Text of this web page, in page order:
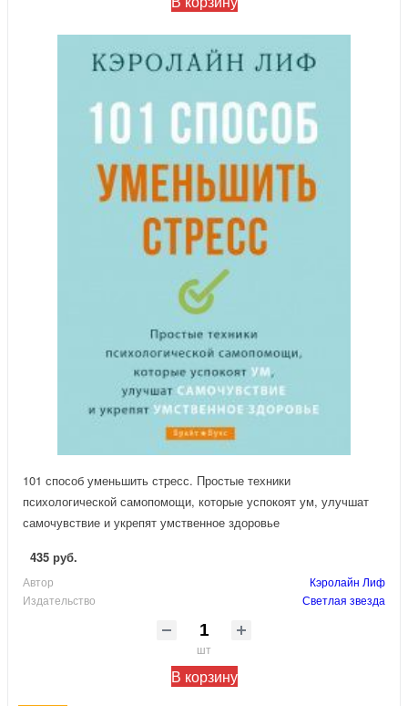
101 способ уменьшить стресс. Простые техники
психологической самопомощи, которые успокоят ум, улучшат
самочувствие и укрепят умственное здоровье
435 руб.
Автор
Кэролайн Лиф
Издательство
Светлая звезда
шт
В корзину